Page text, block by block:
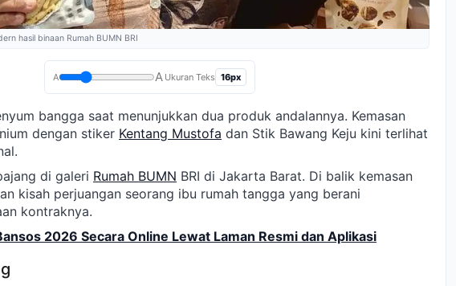
hasil binaan Rumah BUMN BRI
A A Ukuran Teks 16px
bangga saat menunjukkan dua produk andalannya. Kemasan
dengan stiker Kentang Mustofa dan Stik Bawang Keju kini terlihat
di galeri Rumah BUMN BRI di Jakarta Barat. Di balik kemasan
kisah perjuangan seorang ibu rumah tangga yang berani
kontraknya.
2026 Secara Online Lewat Laman Resmi dan Aplikasi